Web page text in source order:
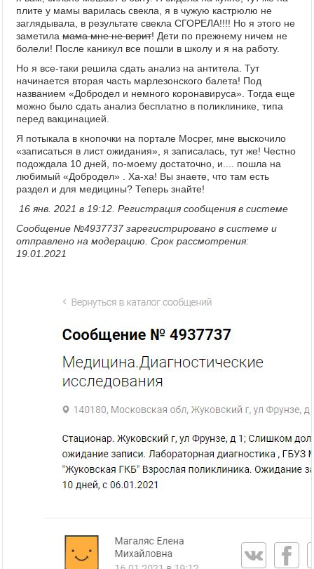
плите у мамы варилась свекла, я в чужую кастрюлю не
заглядывала, в результате свекла СГОРЕЛА!!!! Но я этого не
заметила мама мне не верит! Дети по прежнему ничем не
болели! После каникул все пошли в школу и я на работу.
Но я все-таки решила сдать анализ на антитела. Тут
начинается вторая часть марлезонского балета! Под
названием «Добродел и немного коронавируса». Тогда еще
можно было сдать анализ бесплатно в поликлинике, типа
перед вакцинацией.
Я потыкала в кнопочки на портале Мосрег, мне выскочило
«записаться в лист ожидания», я записалась, тут же! Честно
подождала 10 дней, по-моему достаточно, и.... пошла на
любимый «Добродел» . Ха-ха! Вы знаете, что там есть
раздел и для медицины? Теперь знайте!
16 янв. 2021 в 19:12. Регистрация сообщения в системе
Сообщение №4937737 зарегистрировано в системе и
отправлено на модерацию. Срок рассмотрения:
19.01.2021